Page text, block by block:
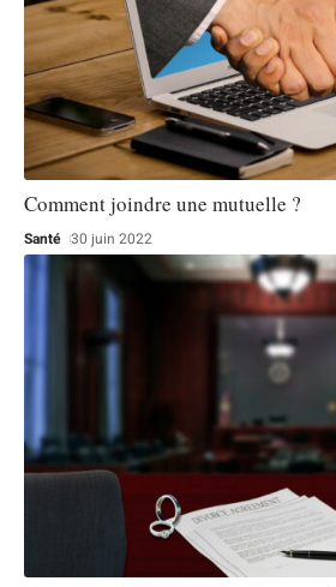
Comment joindre une mutuelle ?
Santé 30 juin 2022